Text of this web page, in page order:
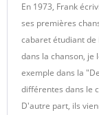
En 1973, Frank
ses premières
cabaret étudiant de
dans la chanson, je
exemple dans la
différentes dans le
D'autre part, ils